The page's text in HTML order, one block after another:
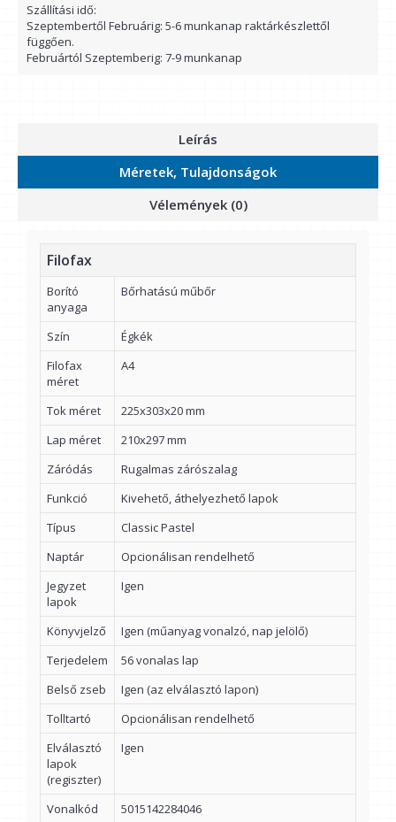
Szállítási idő:
Szeptembertől Februárig: 5-6 munkanap raktárkészlettől
függően.
Februártól Szeptemberig: 7-9 munkanap
Leírás
Méretek, Tulajdonságok
Vélemények (0)
Filofax
Borító
anyaga
Bőrhatású műbőr
Szín
Égkék
Filofax
méret
A4
Tok méret
225x303x20 mm
Lap méret
210x297 mm
Záródás
Rugalmas zárószalag
Funkció
Kivehető, áthelyezhető lapok
Típus
Classic Pastel
Naptár
Opcionálisan rendelhető
Jegyzet
lapok
Igen
Könyvjelző
Igen (műanyag vonalzó, nap jelölő)
Terjedelem
56 vonalas lap
Belső zseb
Igen (az elválasztó lapon)
Tolltartó
Opcionálisan rendelhető
Elválasztó
lapok
(regiszter)
Igen
Vonalkód
5015142284046